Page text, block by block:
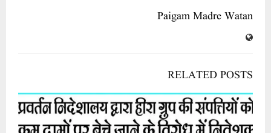
Paigam Madre Watan
RELATED POSTS